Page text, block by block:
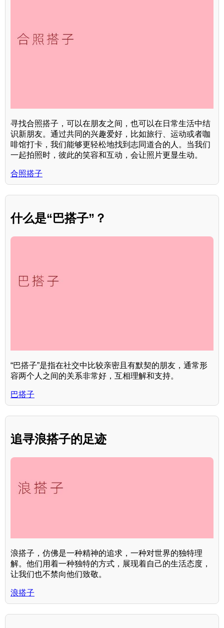
寻找合照搭子，可以在朋友之间，也可以在日常生活中结
识新朋友。通过共同的兴趣爱好，比如旅行、运动或者咖
啡馆打卡，我们能够更轻松地找到志同道合的人。当我们
一起拍照时，彼此的笑容和互动，会让照片更显生动。
合照搭子
什么是“巴搭子”？
“巴搭子”是指在社交中比较亲密且有默契的朋友，通常形
容两个人之间的关系非常好，互相理解和支持。
巴搭子
追寻浪搭子的足迹
浪搭子，仿佛是一种精神的追求，一种对世界的独特理
解。他们用着一种独特的方式，展现着自己的生活态度，
让我们也不禁向他们致敬。
浪搭子